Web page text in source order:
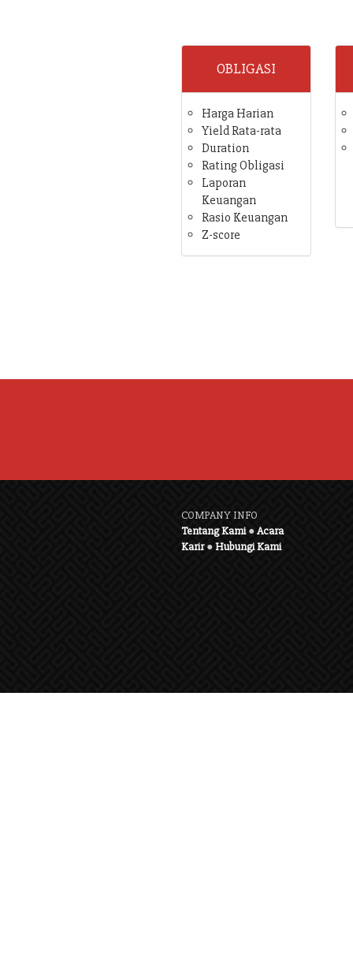
OBLIGASI
Harga Harian
Yield Rata-rata
Duration
Rating Obligasi
Laporan
Keuangan
Rasio Keuangan
Z-score
COMPANY INFO
Tentang Kami●Acara
Karir●Hubungi Kami